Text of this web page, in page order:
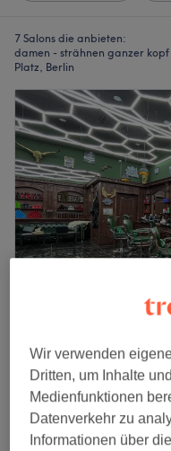
7 Salons die anbieten:
damen - strähnen ganzer
Platz, Berlin
Orientstyle
4,7
89
Schlossstraße, Berlin
Damen - Strähnen
2 Std. - 3 Std.
Wir verwenden
Dritten, um Inhalte
Medienfunktionen
Datenverkehr zu
Informationen über